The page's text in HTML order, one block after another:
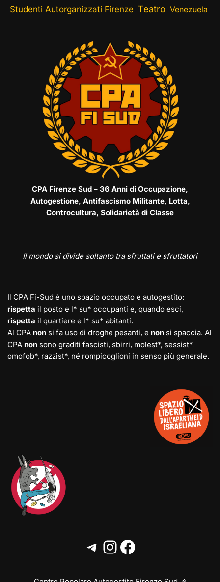
Studenti Autorganizzati Firenze Teatro Venezuela
CPA Firenze Sud – 36 Anni di Occupazione,
Autogestione, Antifascismo Militante, Lotta,
Controcultura, Solidarietà di Classe
Il mondo si divide soltanto tra sfruttati e sfruttatori
Il CPA Fi-Sud è uno spazio occupato e autogestito:
rispetta il posto e l* su* occupanti e, quando esci,
rispetta il quartiere e l* su* abitanti.
Al CPA non si fa uso di droghe pesanti, e non si spaccia. Al
CPA non sono graditi fascisti, sbirri, molest*, sessist*,
omofob*, razzist*, né rompicoglioni in senso più generale.